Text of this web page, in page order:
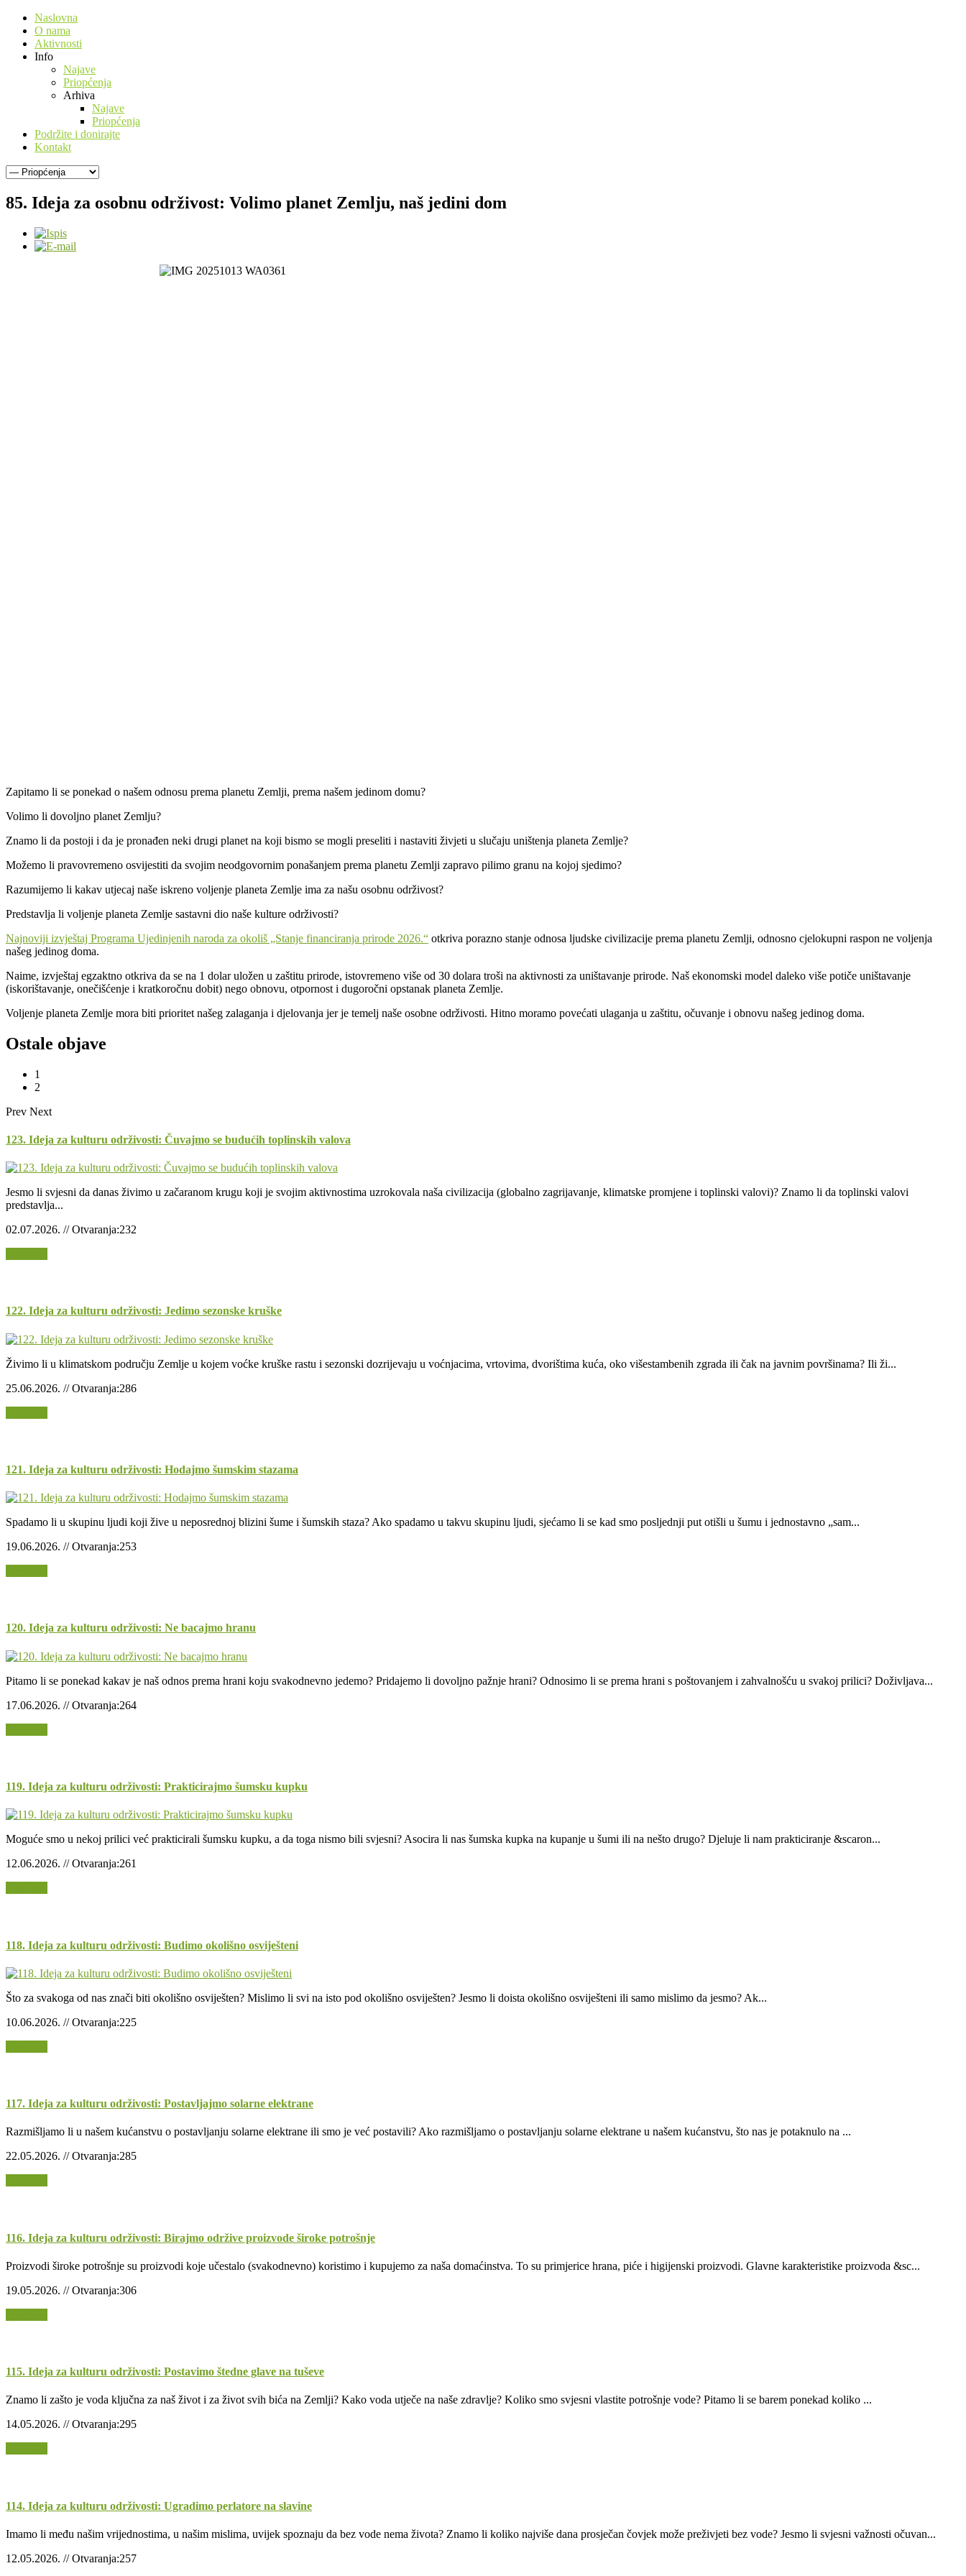
Naslovna
O nama
Aktivnosti
Info
Najave
Priopćenja
Arhiva
Najave
Priopćenja
Podržite i donirajte
Kontakt
85. Ideja za osobnu održivost: Volimo planet Zemlju, naš jedini dom
Zapitamo li se ponekad o našem odnosu prema planetu Zemlji, prema našem jedinom domu?
Volimo li dovoljno planet Zemlju?
Znamo li da postoji i da je pronađen neki drugi planet na koji bismo se mogli preseliti i nastaviti živjeti u slučaju uništenja planeta Zemlje?
Možemo li pravovremeno osvijestiti da svojim neodgovornim ponašanjem prema planetu Zemlji zapravo pilimo granu na kojoj sjedimo?
Razumijemo li kakav utjecaj naše iskreno voljenje planeta Zemlje ima za našu osobnu održivost?
Predstavlja li voljenje planeta Zemlje sastavni dio naše kulture održivosti?
Najnoviji izvještaj Programa Ujedinjenih naroda za okoliš „Stanje financiranja prirode 2026.“ otkriva porazno stanje odnosa ljudske civilizacije prema planetu Zemlji, odnosno cjelokupni raspon ne voljenja
našeg jedinog doma.
Naime, izvještaj egzaktno otkriva da se na 1 dolar uložen u zaštitu prirode, istovremeno više od 30 dolara troši na aktivnosti za uništavanje prirode. Naš ekonomski model daleko više potiče uništavanje
(iskorištavanje, onečišćenje i kratkoročnu dobit) nego obnovu, otpornost i dugoročni opstanak planeta Zemlje.
Voljenje planeta Zemlje mora biti prioritet našeg zalaganja i djelovanja jer je temelj naše osobne održivosti. Hitno moramo povećati ulaganja u zaštitu, očuvanje i obnovu našeg jedinog doma.
Ostale objave
1
2
Prev Next
123. Ideja za kulturu održivosti: Čuvajmo se budućih toplinskih valova
Jesmo li svjesni da danas živimo u začaranom krugu koji je svojim aktivnostima uzrokovala naša civilizacija (globalno zagrijavanje, klimatske promjene i toplinski valovi)? Znamo li da toplinski valovi
predstavlja...
02.07.2026. // Otvaranja:232
122. Ideja za kulturu održivosti: Jedimo sezonske kruške
Živimo li u klimatskom području Zemlje u kojem voćke kruške rastu i sezonski dozrijevaju u voćnjacima, vrtovima, dvorištima kuća, oko višestambenih zgrada ili čak na javnim površinama? Ili ži...
25.06.2026. // Otvaranja:286
121. Ideja za kulturu održivosti: Hodajmo šumskim stazama
Spadamo li u skupinu ljudi koji žive u neposrednoj blizini šume i šumskih staza? Ako spadamo u takvu skupinu ljudi, sjećamo li se kad smo posljednji put otišli u šumu i jednostavno „sam...
19.06.2026. // Otvaranja:253
120. Ideja za kulturu održivosti: Ne bacajmo hranu
Pitamo li se ponekad kakav je naš odnos prema hrani koju svakodnevno jedemo? Pridajemo li dovoljno pažnje hrani? Odnosimo li se prema hrani s poštovanjem i zahvalnošću u svakoj prilici? Doživljava...
17.06.2026. // Otvaranja:264
119. Ideja za kulturu održivosti: Prakticirajmo šumsku kupku
Moguće smo u nekoj prilici već prakticirali šumsku kupku, a da toga nismo bili svjesni? Asocira li nas šumska kupka na kupanje u šumi ili na nešto drugo? Djeluje li nam prakticiranje &scaron...
12.06.2026. // Otvaranja:261
118. Ideja za kulturu održivosti: Budimo okolišno osviješteni
Što za svakoga od nas znači biti okolišno osviješten? Mislimo li svi na isto pod okolišno osviješten? Jesmo li doista okolišno osviješteni ili samo mislimo da jesmo? Ak...
10.06.2026. // Otvaranja:225
117. Ideja za kulturu održivosti: Postavljajmo solarne elektrane
Razmišljamo li u našem kućanstvu o postavljanju solarne elektrane ili smo je već postavili? Ako razmišljamo o postavljanju solarne elektrane u našem kućanstvu, što nas je potaknulo na ...
22.05.2026. // Otvaranja:285
116. Ideja za kulturu održivosti: Birajmo održive proizvode široke potrošnje
Proizvodi široke potrošnje su proizvodi koje učestalo (svakodnevno) koristimo i kupujemo za naša domaćinstva. To su primjerice hrana, piće i higijenski proizvodi. Glavne karakteristike proizvoda &sc...
19.05.2026. // Otvaranja:306
115. Ideja za kulturu održivosti: Postavimo štedne glave na tuševe
Znamo li zašto je voda ključna za naš život i za život svih bića na Zemlji? Kako voda utječe na naše zdravlje? Koliko smo svjesni vlastite potrošnje vode? Pitamo li se barem ponekad koliko ...
14.05.2026. // Otvaranja:295
114. Ideja za kulturu održivosti: Ugradimo perlatore na slavine
Imamo li među našim vrijednostima, u našim mislima, uvijek spoznaju da bez vode nema života? Znamo li koliko najviše dana prosječan čovjek može preživjeti bez vode? Jesmo li svjesni važnosti očuvan...
12.05.2026. // Otvaranja:257